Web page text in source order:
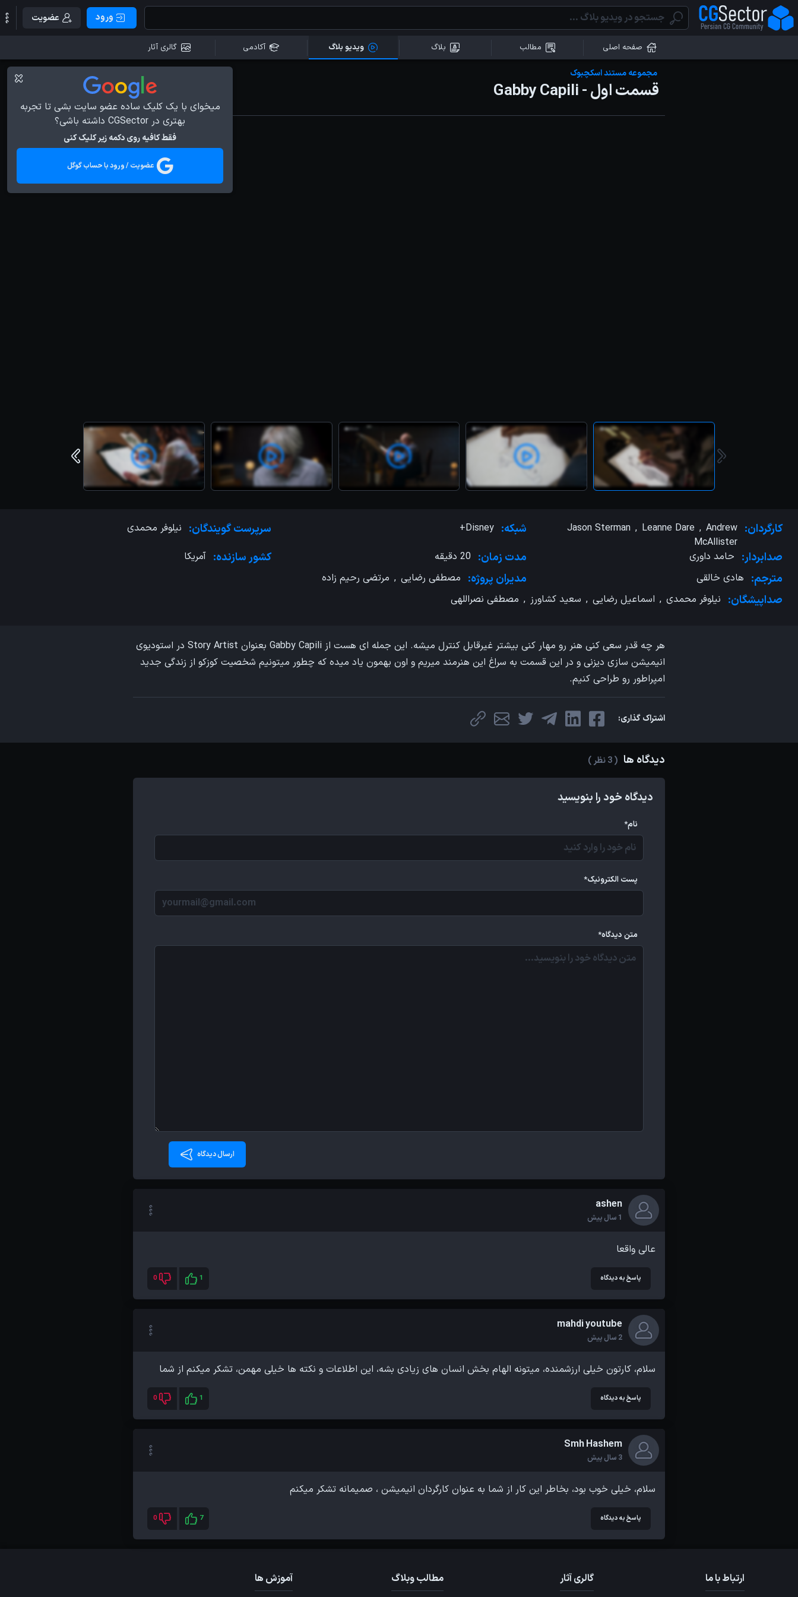
ورود عضویت
صفحه اصلی مطالب بلاگ ویدیو بلاگ آکادمی گالری آثار
میخوای با یک کلیک ساده عضو سایت بشی تا تجربه
بهتری در CGSector داشته باشی؟
فقط کافیه روی دکمه زیر کلیک کنی
عضویت / ورود با حساب گوگل
مجموعه مستند اسکچبوک
قسمت اول - Gabby Capili
کارگردان: Jason Sterman , Leanne Dare , Andrew
McAllister
شبکه: Disney+ سرپرست گویندگان: نیلوفر محمدی
صدابردار: حامد داوری مدت زمان: 20 دقیقه کشور سازنده: آمریکا
مترجم: هادی خالقی مدیران پروژه: مصطفی رضایی , مرتضی رحیم زاده
صداپیشگان: نیلوفر محمدی , اسماعیل رضایی , سعید کشاورز , مصطفی نصراللهی
هر چه قدر سعی کنی هنر رو مهار کنی بیشتر غیرقابل کنترل میشه. این جمله ای هست از Gabby Capili بعنوان Story Artist در استودیوی
انیمیشن سازی دیزنی و در این قسمت به سراغ این هنرمند میریم و اون بهمون یاد میده که چطور میتونیم شخصیت کوزکو از زندگی جدید
امپراطور رو طراحی کنیم.
اشتراک گذاری:
دیدگاه ها ( 3 نظر )
دیدگاه خود را بنویسید
نام*
پست الکترونیک*
متن دیدگاه*
ارسال دیدگاه
ashen
1 سال پیش
عالی واقعا
پاسخ به دیدگاه 1
0
mahdi youtube
2 سال پیش
سلام، کارتون خیلی ارزشمنده، میتونه الهام بخش انسان های زیادی بشه، این اطلاعات و نکته ها خیلی مهمن، تشکر میکنم از شما
پاسخ به دیدگاه 1
0
Smh Hashem
3 سال پیش
سلام، خیلی خوب بود، بخاطر این کار از شما به عنوان کارگردان انیمیشن ، صمیمانه تشکر میکنم
پاسخ به دیدگاه 7
0
ارتباط با ما گالری آثار مطالب وبلاگ آموزش ها